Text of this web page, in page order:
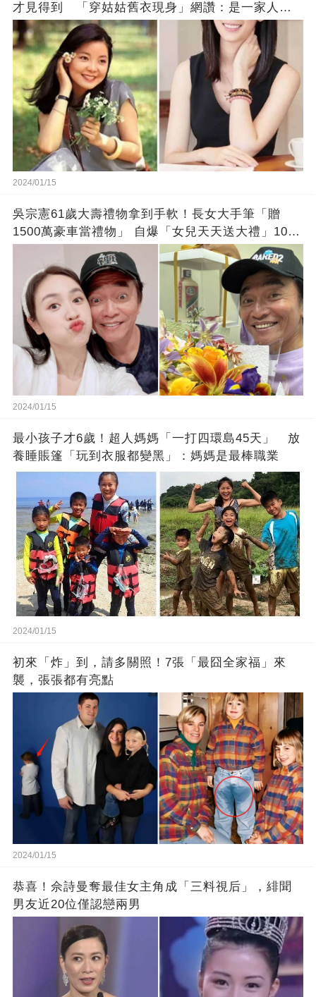
才見得到 「穿姑姑舊衣現身」網讚：是一家人沒
錯!
2024/01/15
吳宗憲61歲大壽禮物拿到手軟！長女大手筆「贈
1500萬豪車當禮物」 自爆「女兒天天送大禮」10年
徒弟也不甘示弱!
2024/01/15
最小孩子才6歲！超人媽媽「一打四環島45天」 放
養睡賬篷「玩到衣服都變黑」：媽媽是最棒職業
2024/01/15
初來「炸」到，請多關照！7張「最囧全家福」來
襲，張張都有亮點
2024/01/15
恭喜！佘詩曼奪最佳女主角成「三料視后」，緋聞
男友近20位僅認戀兩男